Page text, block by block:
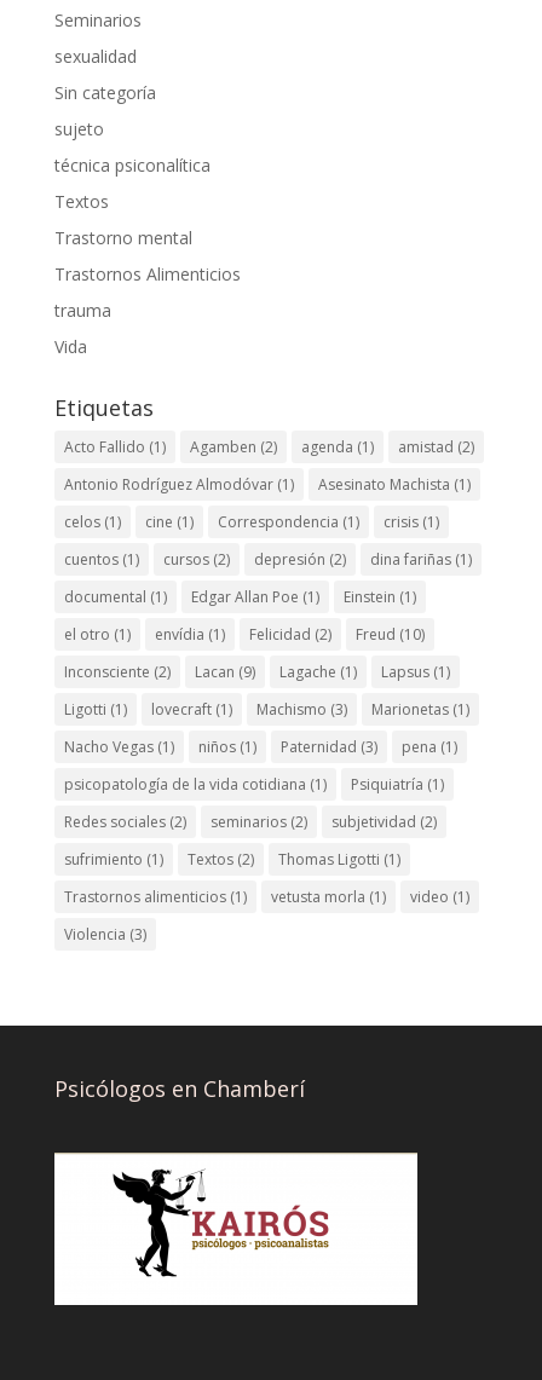
Seminarios
sexualidad
Sin categoría
sujeto
técnica psiconalítica
Textos
Trastorno mental
Trastornos Alimenticios
trauma
Vida
Etiquetas
Acto Fallido (1) Agamben (2) agenda (1) amistad (2)
Antonio Rodríguez Almodóvar(1) Asesinato Machista (1)
celos(1) cine (1) Correspondencia (1) crisis(1)
cuentos(1) cursos(2) depresión (2) dina fariñas(1)
documental (1) Edgar Allan Poe (1) Einstein (1)
el otro (1) envídia (1) Felicidad (2) Freud (10)
Inconsciente (2) Lacan (9) Lagache (1) Lapsus(1)
Ligotti (1) lovecraft(1) Machismo (3) Marionetas(1)
Nacho Vegas(1) niños(1) Paternidad (3) pena (1)
psicopatología de la vida cotidiana (1) Psiquiatría (1)
Redes sociales(2) seminarios(2) subjetividad (2)
sufrimiento (1) Textos(2) Thomas Ligotti (1)
Trastornos alimenticios(1) vetusta morla (1) video (1)
Violencia (3)
Psicólogos en Chamberí